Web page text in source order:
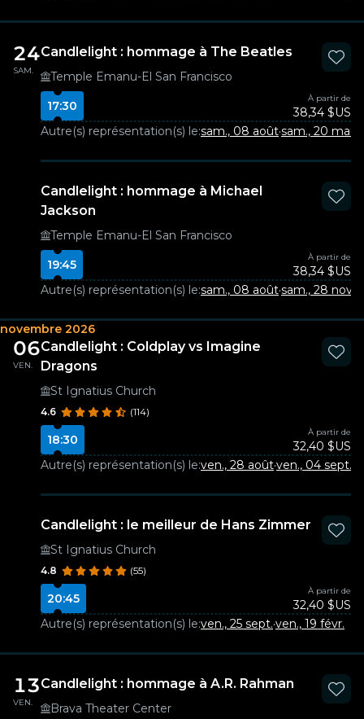
24
SAM.
Candlelight : hommage à The Beatles
Temple Emanu-El San Francisco
17:30
À partir de
38,34 $US
Autre(s) représentation(s) le:sam., 08 août·sam., 20 mars
Candlelight : hommage à Michael
Jackson
Temple Emanu-El San Francisco
19:45
À partir de
38,34 $US
Autre(s) représentation(s) le:sam., 08 août·sam., 28 nov.
novembre 2026
06
VEN.
Candlelight : Coldplay vs Imagine
Dragons
St Ignatius Church
4.6 (114)
18:30
À partir de
32,40 $US
Autre(s) représentation(s) le:ven., 28 août·ven., 04 sept.
Candlelight : le meilleur de Hans Zimmer
St Ignatius Church
4.8 (55)
20:45
À partir de
32,40 $US
Autre(s) représentation(s) le:ven., 25 sept.·ven., 19 févr.
13
VEN.
Candlelight : hommage à A.R. Rahman
Brava Theater Center